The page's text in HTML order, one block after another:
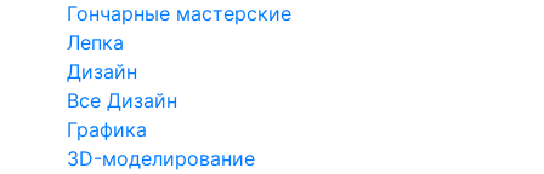
Гончарные мастерские
Лепка
Дизайн
Все Дизайн
Графика
3D-моделирование